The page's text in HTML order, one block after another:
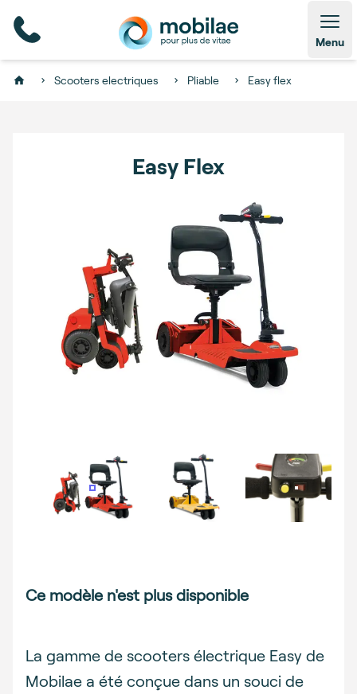
Menu
Home Scooters electriques Pliable Easy flex
Easy Flex
Description
Ce modèle n'est plus disponible
La gamme de scooters électrique Easy de
Mobilae a été conçue dans un souci de